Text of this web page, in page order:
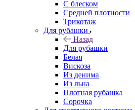
С блеском
Средней плотности
Трикотаж
Для рубашки
Назад
Для рубашки
Белая
Вискоза
Из денима
Из льна
Плотная рубашка
Сорочка